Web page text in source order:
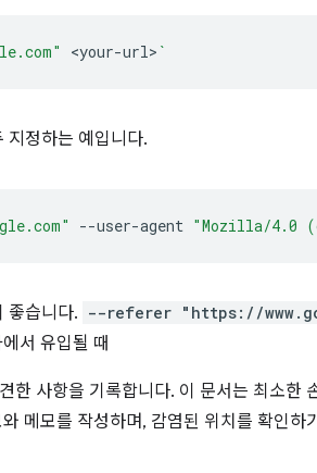
<your-url> `
지정하는 예입니다.
--user-agent "Mozilla/4.0
좋습니다. --referer "https://
서 유입될 때
한 사항을 기록합니다. 이 문서는 최소한
메모를 작성하며, 감염된 위치를 확인하